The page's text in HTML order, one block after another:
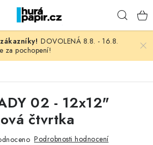
DOVOLENÁ 8.8. - 16.8.
za pochopení!
02 - 12x12"
čtvrtka
Podrobnosti hodnocení